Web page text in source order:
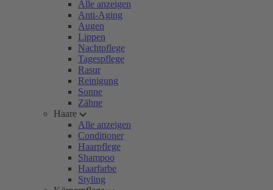
Alle anzeigen
Anti-Aging
Augen
Lippen
Nachtpflege
Tagespflege
Rasur
Reinigung
Sonne
Zähne
Haare
Alle anzeigen
Conditioner
Haarpflege
Shampoo
Haarfarbe
Styling